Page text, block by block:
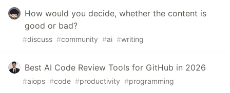
How would you decide, whether the content is
good or bad?
#discuss #community #ai #writing
Best AI Code Review Tools for GitHub in 2026
#aiops #code #productivity #programming